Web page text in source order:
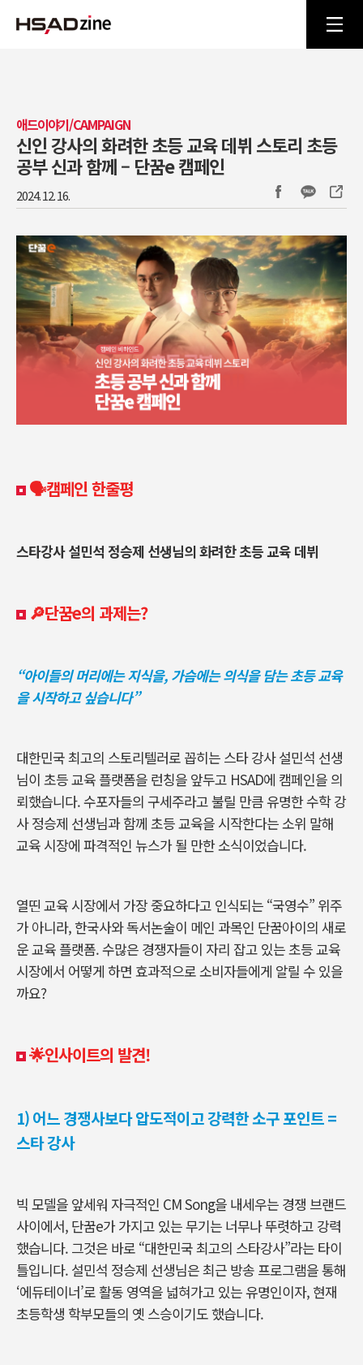
애드이야기/CAMPAIGN
신인 강사의 화려한 초등 교육 데뷔 스토리 초등
공부 신과 함께 – 단꿈e 캠페인
2024. 12. 16.
🗣️캠페인 한줄평
스타강사 설민석 정승제 선생님의 화려한 초등 교육 데뷔
🔎단꿈e의 과제는?
“아이들의 머리에는 지식을, 가슴에는 의식을 담는 초등 교육
을 시작하고 싶습니다”
대한민국 최고의 스토리텔러로 꼽히는 스타 강사 설민석 선생
님이 초등 교육 플랫폼을 런칭을 앞두고 HSAD에 캠페인을 의
뢰했습니다. 수포자들의 구세주라고 불릴 만큼 유명한 수학 강
사 정승제 선생님과 함께 초등 교육을 시작한다는 소위 말해
교육 시장에 파격적인 뉴스가 될 만한 소식이었습니다.
열띤 교육 시장에서 가장 중요하다고 인식되는 “국영수” 위주
가 아니라, 한국사와 독서논술이 메인 과목인 단꿈아이의 새로
운 교육 플랫폼. 수많은 경쟁자들이 자리 잡고 있는 초등 교육
시장에서 어떻게 하면 효과적으로 소비자들에게 알릴 수 있을
까요?
🌟인사이트의 발견!
1) 어느 경쟁사보다 압도적이고 강력한 소구 포인트 =
스타 강사
빅 모델을 앞세워 자극적인 CM Song을 내세우는 경쟁 브랜드
사이에서, 단꿈e가가지고 있는 무기는 너무나 뚜렷하고 강력
했습니다. 그것은 바로 “대한민국 최고의 스타강사”라는 타이
틀입니다. 설민석 정승제 선생님은 최근 방송 프로그램을 통해
‘에듀테이너’로 활동 영역을 넓혀가고 있는 유명인이자, 현재
초등학생 학부모들의 옛 스승이기도 했습니다.